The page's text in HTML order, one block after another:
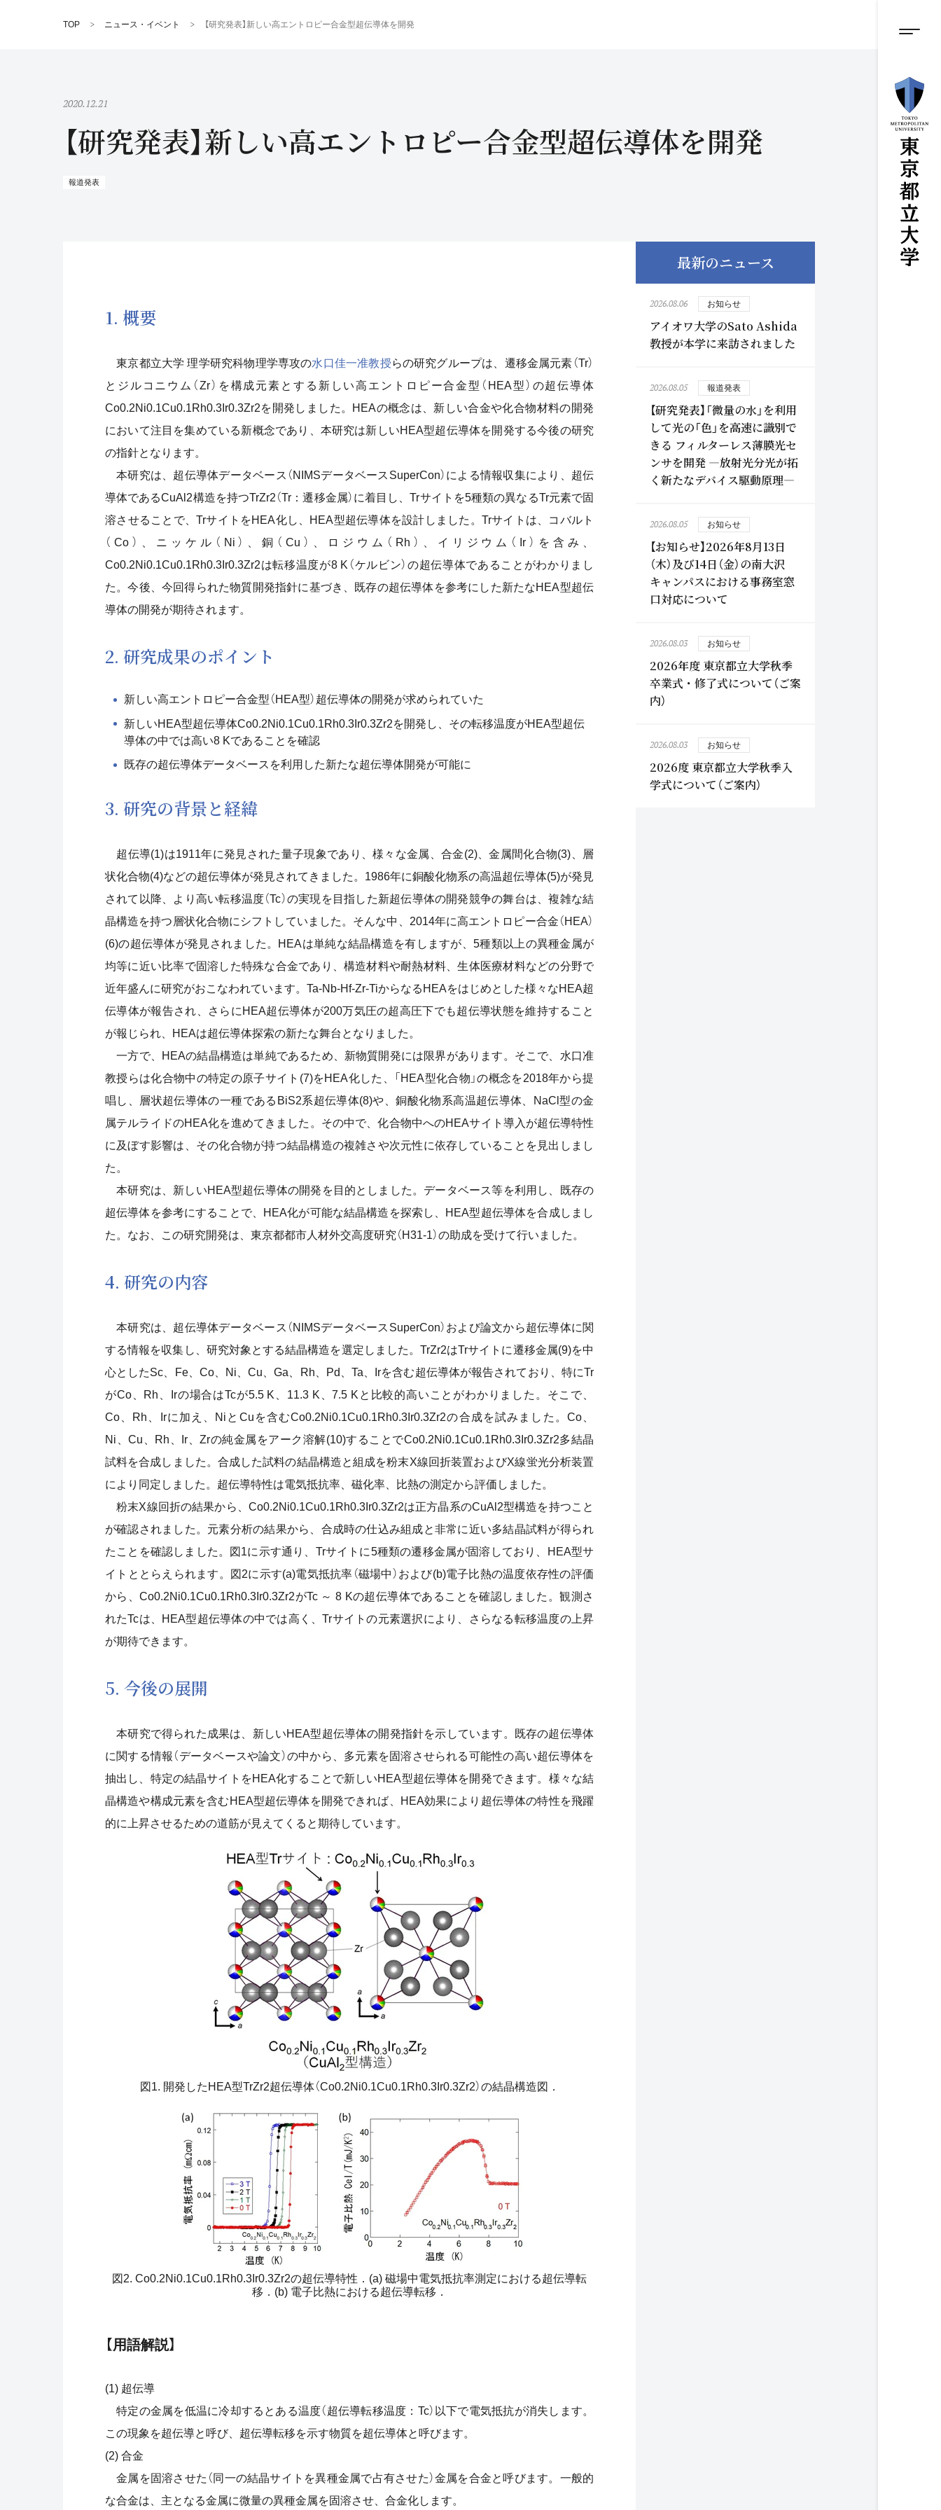
ン
ン
ツ
に
ス
キ
ッ
プ
メニ
TOP ニュース・イベント 【研究発表】新しい高エントロピー合金型超伝導体を開発
2020.12.21
【研究発表】新しい高エントロピー合金型超伝導体を開発
報道発表
1. 概要
東京都立大学 理学研究科物理学専攻の水口佳一准教授らの研究グループは、遷移金属元素（Tr）
とジルコニウム（Zr）を構成元素とする新しい高エントロピー合金型（HEA型）の超伝導体
Co0.2Ni0.1Cu0.1Rh0.3Ir0.3Zr2を開発しました。HEAの概念は、新しい合金や化合物材料の開発
において注目を集めている新概念であり、本研究は新しいHEA型超伝導体を開発する今後の研究
の指針となります。
本研究は、超伝導体データベース（NIMSデータベースSuperCon）による情報収集により、超伝
導体であるCuAl2構造を持つTrZr2（Tr：遷移金属）に着目し、Trサイトを5種類の異なるTr元素で固
溶させることで、TrサイトをHEA化し、HEA型超伝導体を設計しました。Trサイトは、コバルト
（Co）、ニッケル（Ni）、銅（Cu）、ロジウム（Rh）、イリジウム（Ir）を含み、
Co0.2Ni0.1Cu0.1Rh0.3Ir0.3Zr2は転移温度が8 K（ケルビン）の超伝導体であることがわかりまし
た。今後、今回得られた物質開発指針に基づき、既存の超伝導体を参考にした新たなHEA型超伝
導体の開発が期待されます。
2. 研究成果のポイント
新しい高エントロピー合金型（HEA型）超伝導体の開発が求められていた
新しいHEA型超伝導体Co0.2Ni0.1Cu0.1Rh0.3Ir0.3Zr2を開発し、その転移温度がHEA型超伝
導体の中では高い8 Kであることを確認
既存の超伝導体データベースを利用した新たな超伝導体開発が可能に
3. 研究の背景と経緯
超伝導(1)は1911年に発見された量子現象であり、様々な金属、合金(2)、金属間化合物(3)、層
状化合物(4)などの超伝導体が発見されてきました。1986年に銅酸化物系の高温超伝導体(5)が発見
されて以降、より高い転移温度（Tc）の実現を目指した新超伝導体の開発競争の舞台は、複雑な結
晶構造を持つ層状化合物にシフトしていました。そんな中、2014年に高エントロピー合金（HEA）
(6)の超伝導体が発見されました。HEAは単純な結晶構造を有しますが、5種類以上の異種金属が
均等に近い比率で固溶した特殊な合金であり、構造材料や耐熱材料、生体医療材料などの分野で
近年盛んに研究がおこなわれています。Ta-Nb-Hf-Zr-TiからなるHEAをはじめとした様々なHEA超
伝導体が報告され、さらにHEA超伝導体が200万気圧の超高圧下でも超伝導状態を維持すること
が報じられ、HEAは超伝導体探索の新たな舞台となりました。
一方で、HEAの結晶構造は単純であるため、新物質開発には限界があります。そこで、水口准
教授らは化合物中の特定の原子サイト(7)をHEA化した、「HEA型化合物」の概念を2018年から提
唱し、層状超伝導体の一種であるBiS2系超伝導体(8)や、銅酸化物系高温超伝導体、NaCl型の金
属テルライドのHEA化を進めてきました。その中で、化合物中へのHEAサイト導入が超伝導特性
に及ぼす影響は、その化合物が持つ結晶構造の複雑さや次元性に依存していることを見出しまし
た。
本研究は、新しいHEA型超伝導体の開発を目的としました。データベース等を利用し、既存の
超伝導体を参考にすることで、HEA化が可能な結晶構造を探索し、HEA型超伝導体を合成しまし
た。なお、この研究開発は、東京都都市人材外交高度研究（H31-1）の助成を受けて行いました。
4. 研究の内容
本研究は、超伝導体データベース（NIMSデータベースSuperCon）および論文から超伝導体に関
する情報を収集し、研究対象とする結晶構造を選定しました。TrZr2はTrサイトに遷移金属(9)を中
心としたSc、Fe、Co、Ni、Cu、Ga、Rh、Pd、Ta、Irを含む超伝導体が報告されており、特にTr
がCo、Rh、Irの場合はTcが5.5 K、11.3 K、7.5 Kと比較的高いことがわかりました。そこで、
Co、Rh、Irに加え、NiとCuを含むCo0.2Ni0.1Cu0.1Rh0.3Ir0.3Zr2の合成を試みました。Co、
Ni、Cu、Rh、Ir、Zrの純金属をアーク溶解(10)することでCo0.2Ni0.1Cu0.1Rh0.3Ir0.3Zr2多結晶
試料を合成しました。合成した試料の結晶構造と組成を粉末X線回折装置およびX線蛍光分析装置
により同定しました。超伝導特性は電気抵抗率、磁化率、比熱の測定から評価しました。
粉末X線回折の結果から、Co0.2Ni0.1Cu0.1Rh0.3Ir0.3Zr2は正方晶系のCuAl2型構造を持つこと
が確認されました。元素分析の結果から、合成時の仕込み組成と非常に近い多結晶試料が得られ
たことを確認しました。図1に示す通り、Trサイトに5種類の遷移金属が固溶しており、HEA型サ
イトととらえられます。図2に示す(a)電気抵抗率（磁場中）および(b)電子比熱の温度依存性の評価
から、Co0.2Ni0.1Cu0.1Rh0.3Ir0.3Zr2がTc ～ 8 Kの超伝導体であることを確認しました。観測さ
れたTcは、HEA型超伝導体の中では高く、Trサイトの元素選択により、さらなる転移温度の上昇
が期待できます。
5. 今後の展開
本研究で得られた成果は、新しいHEA型超伝導体の開発指針を示しています。既存の超伝導体
に関する情報（データベースや論文）の中から、多元素を固溶させられる可能性の高い超伝導体を
抽出し、特定の結晶サイトをHEA化することで新しいHEA型超伝導体を開発できます。様々な結
晶構造や構成元素を含むHEA型超伝導体を開発できれば、HEA効果により超伝導体の特性を飛躍
的に上昇させるための道筋が見えてくると期待しています。
図1. 開発したHEA型TrZr2超伝導体（Co0.2Ni0.1Cu0.1Rh0.3Ir0.3Zr2）の結晶構造図．
図2. Co0.2Ni0.1Cu0.1Rh0.3Ir0.3Zr2の超伝導特性．(a) 磁場中電気抵抗率測定における超伝導転
移．(b) 電子比熱における超伝導転移．
【用語解説】
(1) 超伝導
特定の金属を低温に冷却するとある温度（超伝導転移温度：Tc）以下で電気抵抗が消失します。
この現象を超伝導と呼び、超伝導転移を示す物質を超伝導体と呼びます。
(2) 合金
金属を固溶させた（同一の結晶サイトを異種金属で占有させた）金属を合金と呼びます。一般的
な合金は、主となる金属に微量の異種金属を固溶させ、合金化します。
最新のニュース
2026.08.06 お知らせ
アイオワ大学のSato Ashida
教授が本学に来訪されました
2026.08.05 報道発表
【研究発表】「微量の水」を利用
して光の「色」を高速に識別で
きる フィルターレス薄膜光セ
ンサを開発 ―放射光分光が拓
く新たなデバイス駆動原理―
2026.08.05 お知らせ
【お知らせ】2026年8月13日
（木）及び14日（金）の南大沢
キャンパスにおける事務室窓
口対応について
2026.08.03 お知らせ
2026年度 東京都立大学秋季
卒業式・修了式について（ご案
内）
2026.08.03 お知らせ
2026度 東京都立大学秋季入
学式について（ご案内）